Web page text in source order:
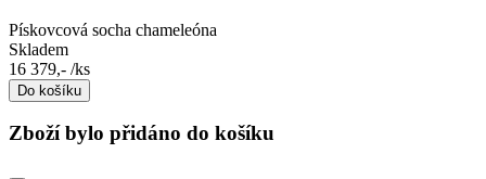
Pískovcová socha chameleóna
Skladem
16 379,- /ks
Do košíku
Zboží bylo přidáno do košíku